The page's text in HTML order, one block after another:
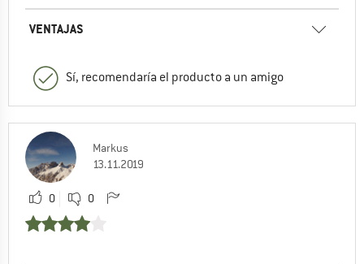
VENTAJAS
Sí, recomendaría el producto a un amigo
Markus
13.11.2019
0 0